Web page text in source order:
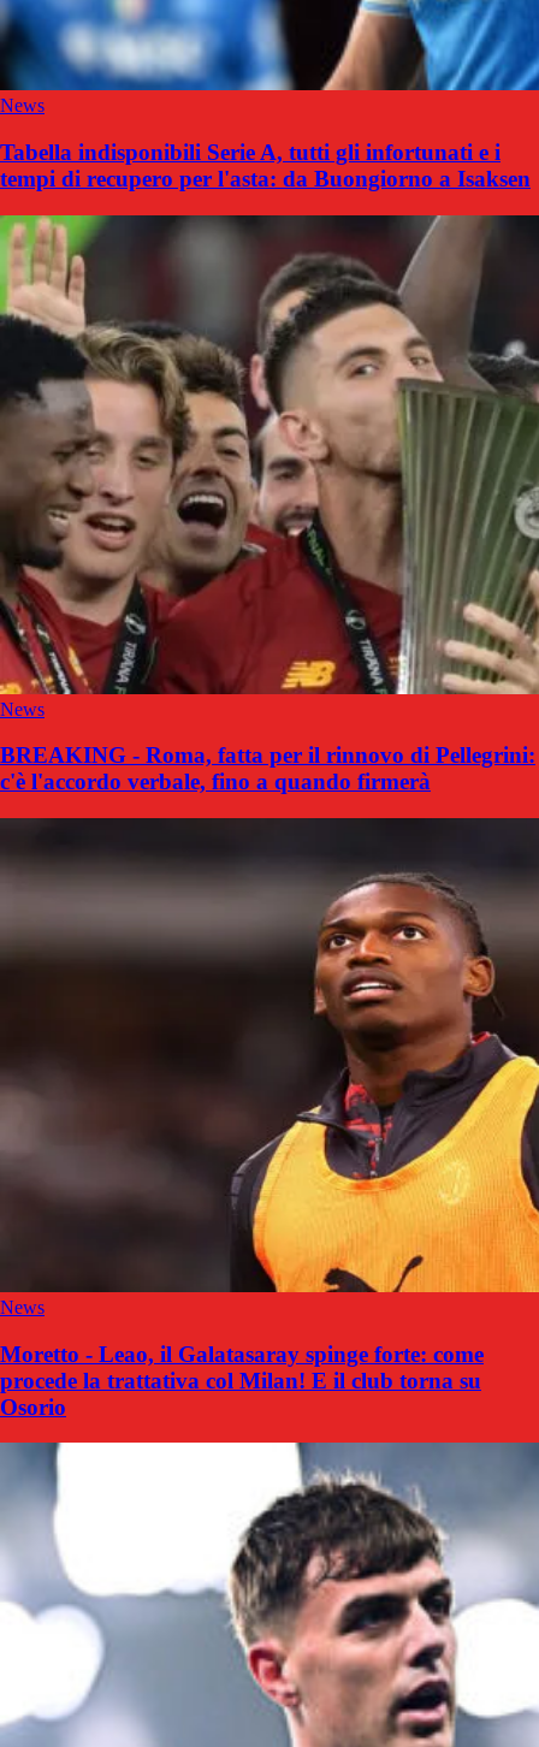
News
Tabella indisponibili Serie A, tutti gli infortunati e i
tempi di recupero per l'asta: da Buongiorno a Isaksen
News
BREAKING - Roma, fatta per il rinnovo di Pellegrini:
c'è l'accordo verbale, fino a quando firmerà
News
Moretto - Leao, il Galatasaray spinge forte: come
procede la trattativa col Milan! E il club torna su
Osorio